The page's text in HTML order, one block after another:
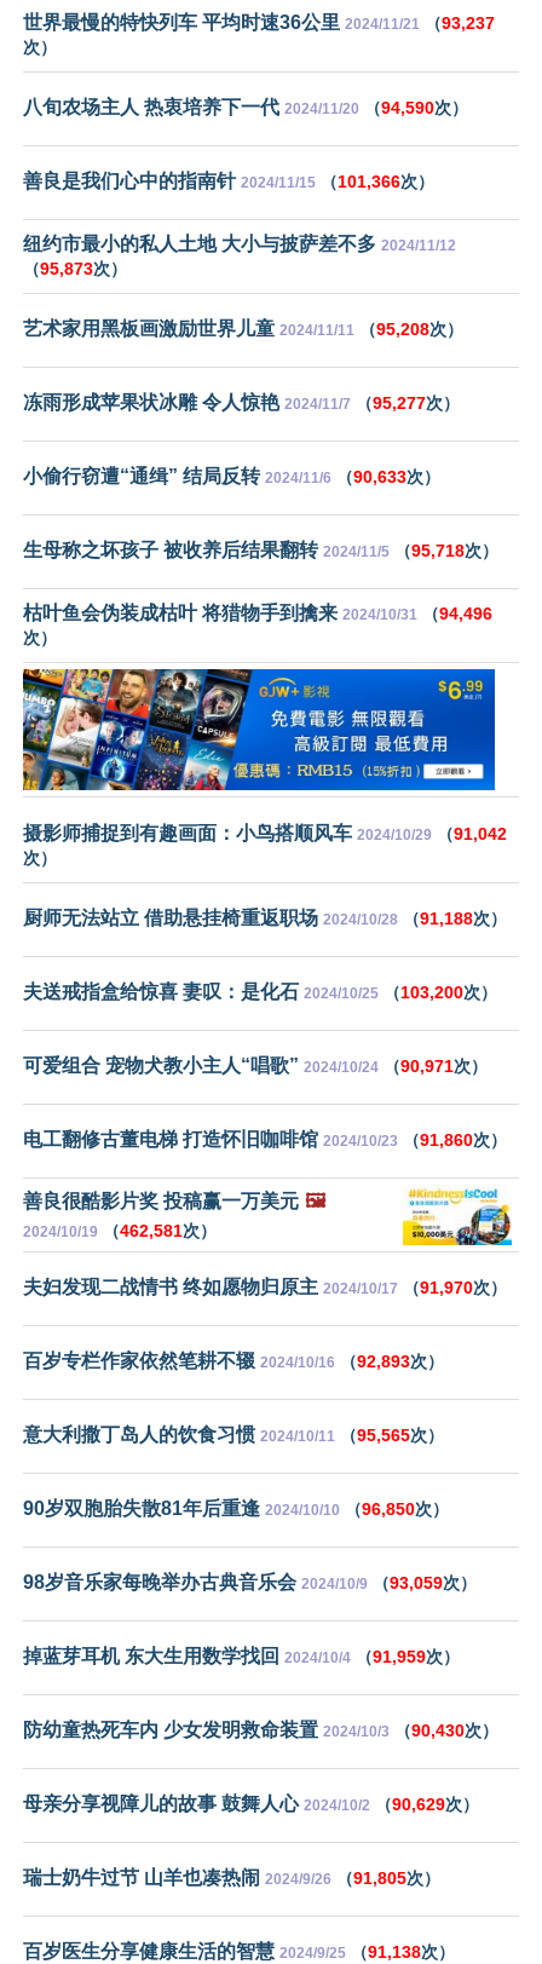
世界最慢的特快列车 平均时速36公里 2024/11/21 （93,237
次）
八旬农场主人 热衷培养下一代 2024/11/20 （94,590次）
善良是我们心中的指南针 2024/11/15 （101,366次）
纽约市最小的私人土地 大小与披萨差不多 2024/11/12
（95,873次）
艺术家用黑板画激励世界儿童 2024/11/11 （95,208次）
冻雨形成苹果状冰雕 令人惊艳 2024/11/7 （95,277次）
小偷行窃遭“通缉” 结局反转 2024/11/6 （90,633次）
生母称之坏孩子 被收养后结果翻转 2024/11/5 （95,718次）
枯叶鱼会伪装成枯叶 将猎物手到擒来 2024/10/31 （94,496
次）
摄影师捕捉到有趣画面：小鸟搭顺风车 2024/10/29 （91,042
次）
厨师无法站立 借助悬挂椅重返职场 2024/10/28 （91,188次）
夫送戒指盒给惊喜 妻叹：是化石 2024/10/25 （103,200次）
可爱组合 宠物犬教小主人“唱歌” 2024/10/24 （90,971次）
电工翻修古董电梯 打造怀旧咖啡馆 2024/10/23 （91,860次）
善良很酷影片奖 投稿赢一万美元 🖼️
2024/10/19 （462,581次）
夫妇发现二战情书 终如愿物归原主 2024/10/17 （91,970次）
百岁专栏作家依然笔耕不辍 2024/10/16 （92,893次）
意大利撒丁岛人的饮食习惯 2024/10/11 （95,565次）
90岁双胞胎失散81年后重逢 2024/10/10 （96,850次）
98岁音乐家每晚举办古典音乐会 2024/10/9 （93,059次）
掉蓝芽耳机 东大生用数学找回 2024/10/4 （91,959次）
防幼童热死车内 少女发明救命装置 2024/10/3 （90,430次）
母亲分享视障儿的故事 鼓舞人心 2024/10/2 （90,629次）
瑞士奶牛过节 山羊也凑热闹 2024/9/26 （91,805次）
百岁医生分享健康生活的智慧 2024/9/25 （91,138次）